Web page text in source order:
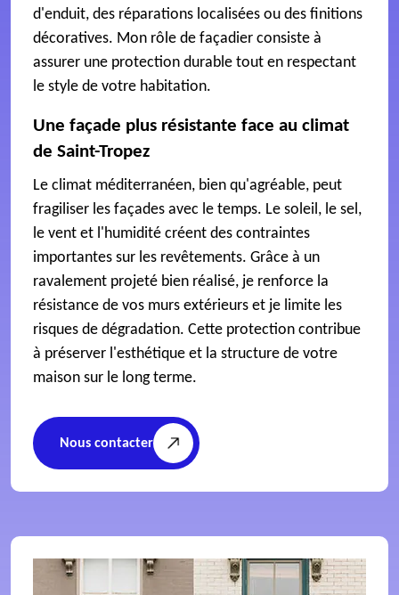
d'enduit, des réparations localisées ou des finitions
décoratives. Mon rôle de façadier consiste à
assurer une protection durable tout en respectant
le style de votre habitation.
Une façade plus résistante face au climat
de Saint-Tropez
Le climat méditerranéen, bien qu'agréable, peut
fragiliser les façades avec le temps. Le soleil, le sel,
le vent et l'humidité créent des contraintes
importantes sur les revêtements. Grâce à un
ravalement projeté bien réalisé, je renforce la
résistance de vos murs extérieurs et je limite les
risques de dégradation. Cette protection contribue
à préserver l'esthétique et la structure de votre
maison sur le long terme.
Nous contacter